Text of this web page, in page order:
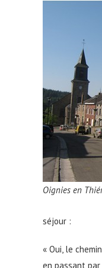
Oignies en
séjour :
« Oui, le
en passant par